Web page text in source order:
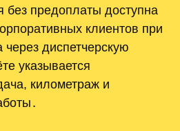
без предоплаты доступна
клиентов при
диспетчерскую
указывается
километраж и